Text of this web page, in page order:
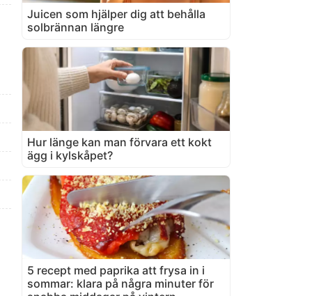
Juicen som hjälper dig att behålla
solbrännan längre
Hur länge kan man förvara ett kokt
ägg i kylskåpet?
5 recept med paprika att frysa in i
sommar: klara på några minuter för